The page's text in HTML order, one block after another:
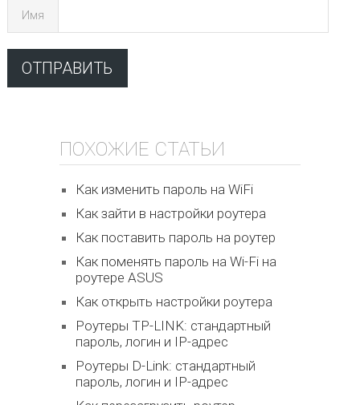
Имя
ПОХОЖИЕ СТАТЬИ
Как изменить пароль на WiFi
Как зайти в настройки роутера
Как поставить пароль на роутер
Как поменять пароль на Wi-Fi на
роутере ASUS
Как открыть настройки роутера
Роутеры TP-LINK: стандартный
пароль, логин и IP-адрес
Роутеры D-Link: стандартный
пароль, логин и IP-адрес